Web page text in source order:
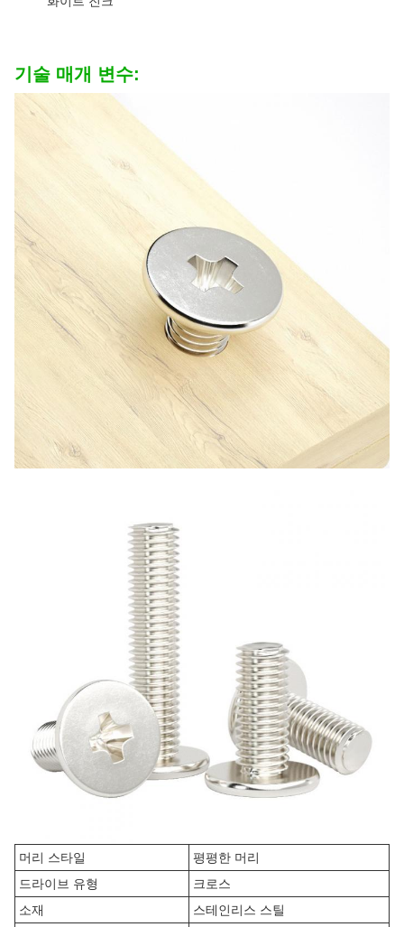
기술 매개 변수:
머리 스타일
평평한 머리
드라이브 유형
크로스
소재
스테인리스 스틸